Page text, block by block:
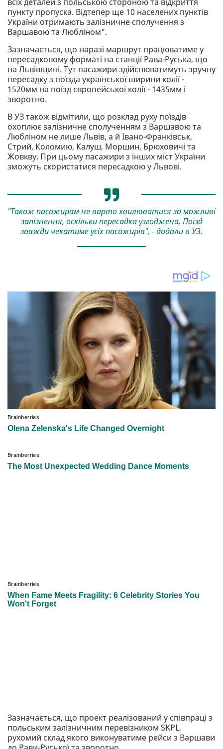
пункту пропуска. Відтепер ще 10 населених пунктів
України отримають залізничне сполучення з
Варшавою та Любліном".
Зазначається, що наразі маршрут працюватиме у
пересадковому форматі на станції Рава-Руська, що
на Львівщині. Тут пасажири здійснюватимуть зручну
пересадку з поїзда української ширини колії -
1520мм на поїзд європейської колії - 1435мм і
зворотно.
В УЗ також відмітили, що розклад руху поїздів
охоплює залізничне сполученням з Варшавою та
Любліном не лише Львів, а й Івано-Франківськ,
Стрий, Коломию, Калуш, Моршин, Брюховичі та
Жовкву. При цьому пасажири з інших міст України
зможуть скористатися пересадкою у Львові.
"Також пасажирам не варто хвилюватися за можливі
запізнення, оскільки пересадка узгоджена. Поїзд
завжди чекатиме усіх пасажирів", - додали в УЗ.
Зазначається, що проект реалізований у співпраці з
польським залізничним перевізником SKPL,
рухомий склад якого виконуватиме рейси з Варшави